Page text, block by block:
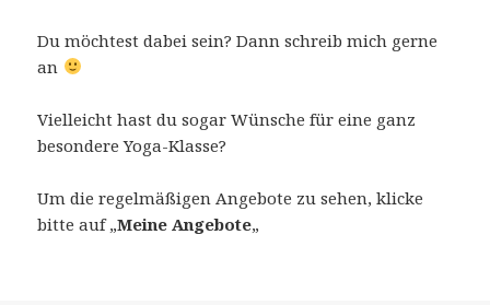
Du möchtest dabei sein? Dann schreib mich gerne
an
Vielleicht hast du sogar Wünsche für eine ganz
besondere Yoga-Klasse?
Um die regelmäßigen Angebote zu sehen, klicke
bitte auf „Meine Angebote„